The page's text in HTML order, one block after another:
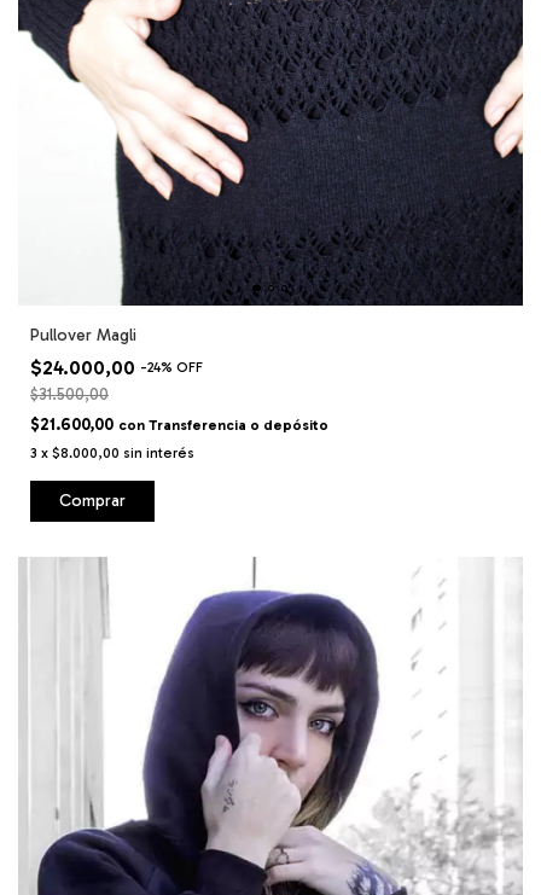
Pullover Magli
$24.000,00 -24% OFF
$31.500,00
$21.600,00 con Transferencia o depósito
3 x $8.000,00 sin interés